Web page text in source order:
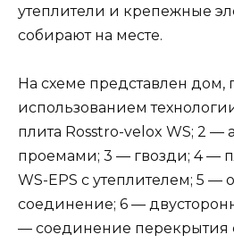
утеплители и крепежные
собирают на месте.
На схеме представлен дом,
использованием
плита Rosstro-velox WS; 2 —
проемами; 3 — гвозди; 4 —
WS-EPS с утеплителем; 5 —
соединение; 6 —
— соединение перекрытия